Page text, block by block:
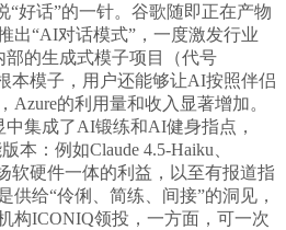
“好话”的一针。谷歌随即正在产物
出“AI对话模式”，一度激发行业
部的生成式模子项目（代号
本模子，用户还能够让AI按照伴侣
Azure的利用量和收入显著增加。
中集成了AI锻练和AI健身指点，
本：例如Claude 4.5-Haiku、
软硬件一体的利益，以至有报道指
供给“伶俐、简练、间接”的洞见，
构ICONIQ领投，一方面，可一次